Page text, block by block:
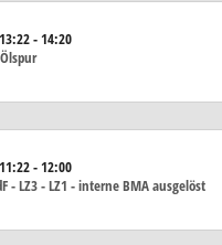
13:22 - 14:20
11:22 - 12:00
- LZ3 - LZ1 - interne BMA ausgelöst